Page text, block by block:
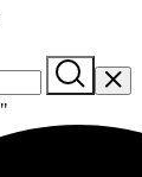
"